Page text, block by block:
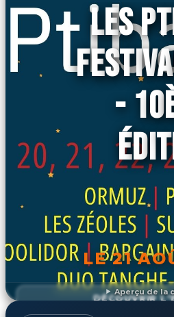
Aperçu de la
LES
-
LE 21
DÉCOUVRIR